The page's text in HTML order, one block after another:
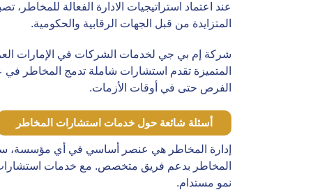
عند اعتماد استراتيجيات الادارة الفعالة
المتزايدة من قبل الجهات الرقابية والحكومية.
شركة إم بي جي لخدمات الشركات في الإمارات
المتميزة تقدم استشارات شاملة تدمج المخاطر في
الفرص حتى في أوقات الأزمات.
أسئلة شائعة حول خدمات استشارات المخاطر
إدارة المخاطر هي عنصر أساسي في أي مؤسسة،
المخاطر بدعم فريق متخصص. مع خدمات
نمو مستدام.